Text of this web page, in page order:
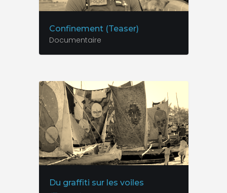
Confinement (Teaser)
Documentaire
Du graffiti sur les voiles